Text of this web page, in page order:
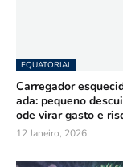
EQUATORIAL
Carregador
ada: pequeno
ode virar gasto e
12 Janeiro, 2026